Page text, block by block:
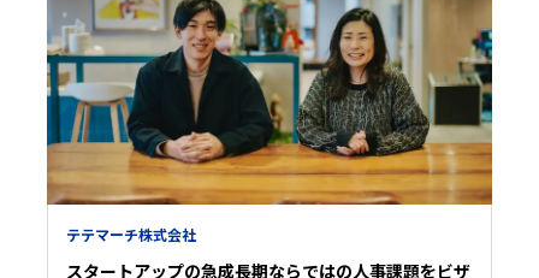
テテマーチ株式会社
スタートアップの急成長期ならではの人事課題をビザ